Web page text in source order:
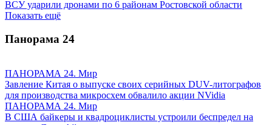
ВСУ ударили дронами по 6 районам Ростовской области
Показать ещё
Панорама 24
ПАНОРАМА 24. Мир
Завление Китая о выпуске своих серийных DUV-литографов
для производства микросхем обвалило акции NVidia
ПАНОРАМА 24. Мир
В США байкеры и квадроциклисты устроили беспредел на